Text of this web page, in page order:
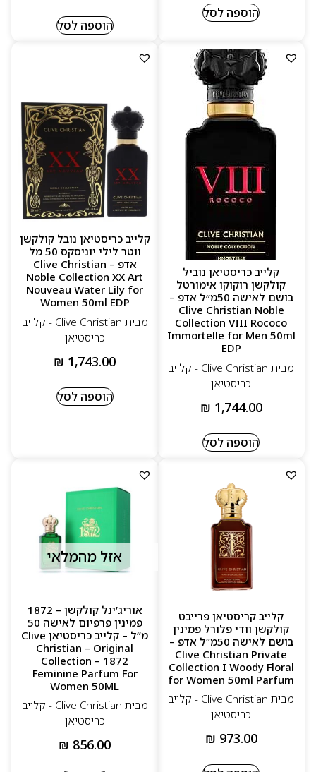
הוספה לסל
הוספה לסל
קלייב כריסטיאן נוביל
קולקשן רוקוקו אימורטל
בושם לאישה 50מ״ל אדפ –
Clive Christian Noble
Collection VIII Rococo
Immortelle for Men 50ml
EDP
מבית Clive Christian - קלייב
כריסטיאן
₪ 1,744.00
הוספה לסל
קלייב כריסטיאן נובל קולקשן
ווטר לילי יוניסקס 50 מל
אדפ – Clive Christian
Noble Collection XX Art
Nouveau Water Lily for
Women 50ml EDP
מבית Clive Christian - קלייב
כריסטיאן
₪ 1,743.00
הוספה לסל
קלייב קריסטיאן פרייבט
קולקשן וודי פלורל פמינין
בושם לאישה 50מ”ל אדפ –
Clive Christian Private
Collection I Woody Floral
for Women 50ml Parfum
מבית Clive Christian - קלייב
כריסטיאן
₪ 973.00
אזל מהמלאי
אוריג’ינל קולקשן – 1872
פמינין פרפיום לאישה 50
מ”ל – קלייב כריסטיאן Clive
Christian – Original
Collection – 1872
Feminine Parfum For
Women 50ML
מבית Clive Christian - קלייב
כריסטיאן
₪ 856.00